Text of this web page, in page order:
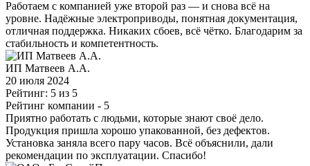
Работаем с компанией уже второй раз — и снова всё на
уровне. Надёжные электроприводы, понятная документация,
отличная поддержка. Никаких сбоев, всё чётко. Благодарим за
стабильность и компетентность.
ИП Матвеев А.А.
20 июля 2024
Рейтинг: 5 из 5
Рейтинг компании - 5
Приятно работать с людьми, которые знают своё дело.
Продукция пришла хорошо упакованной, без дефектов.
Установка заняла всего пару часов. Всё объяснили, дали
рекомендации по эксплуатации. Спасибо!